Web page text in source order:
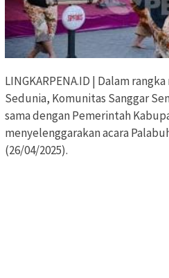
LINGKARPENA.ID | Dalam
Sedunia, Komunitas Sanggar
sama dengan Pemerintah
menyelenggarakan acara
(26/04/2025).